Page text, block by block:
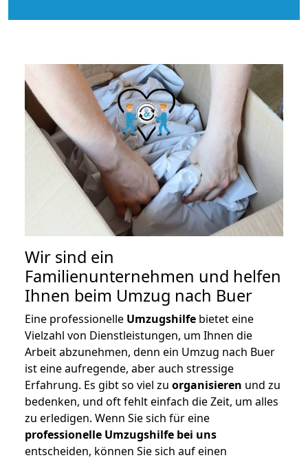
Wir sind ein
Familienunternehmen und helfen
Ihnen beim Umzug nach Buer
Eine professionelle Umzugshilfe bietet eine
Vielzahl von Dienstleistungen, um Ihnen die
Arbeit abzunehmen, denn ein Umzug nach Buer
ist eine aufregende, aber auch stressige
Erfahrung. Es gibt so viel zu organisieren und zu
bedenken, und oft fehlt einfach die Zeit, um alles
zu erledigen. Wenn Sie sich für eine
professionelle Umzugshilfe bei uns
entscheiden, können Sie sich auf einen